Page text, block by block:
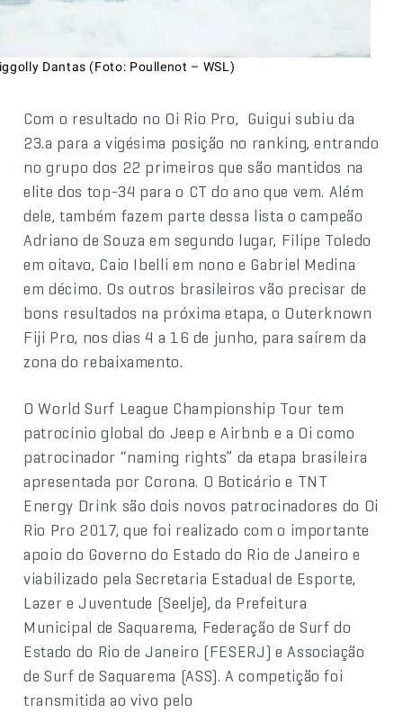
Dantas (Foto: Poullenot – WSL)
Com o resultado no Oi Rio Pro, Guigui subiu da
23.a para a vigésima posição no ranking, entrando
no grupo dos 22 primeiros que são mantidos na
elite dos top-34 para o CT do ano que vem. Além
dele, também fazem parte dessa lista o campeão
Adriano de Souza em segundo lugar, Filipe Toledo
em oitavo, Caio Ibelli em nono e Gabriel Medina
em décimo. Os outros brasileiros vão precisar de
bons resultados na próxima etapa, o Outerknown
Fiji Pro, nos dias 4 a 16 de junho, para saírem da
zona do rebaixamento.
O World Surf League Championship Tour tem
patrocínio global do Jeep e Airbnb e a Oi como
patrocinador “naming rights” da etapa brasileira
apresentada por Corona. O Boticário e TNT
Energy Drink são dois novos patrocinadores do Oi
Rio Pro 2017, que foi realizado com o importante
apoio do Governo do Estado do Rio de Janeiro e
viabilizado pela Secretaria Estadual de Esporte,
Lazer e Juventude (Seelje), da Prefeitura
Municipal de Saquarema, Federação de Surf do
Estado do Rio de Janeiro (FESERJ) e Associação
de Surf de Saquarema (ASS). A competição foi
transmitida ao vivo pelo